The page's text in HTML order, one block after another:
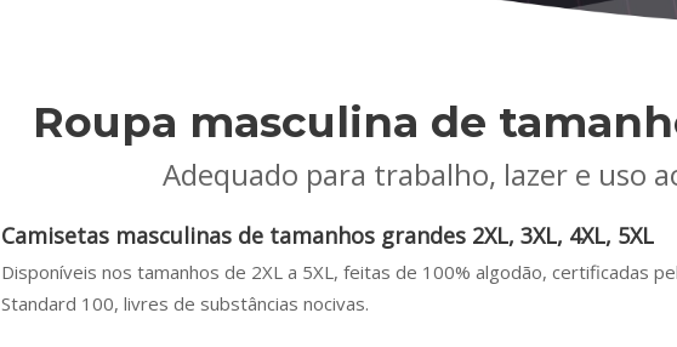
Roupa masculina de
Adequado para trabalho, lazer e uso
Camisetas masculinas de tamanhos grandes 2XL, 3XL, 4XL, 5XL
Disponíveis nos tamanhos de 2XL a 5XL, feitas de 100% algodão, certificadas
Standard 100, livres de substâncias nocivas.